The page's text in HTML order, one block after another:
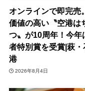
オンラインで即完売
価値の高い〝空港は
つ〟が10周年！今年
者特別賞を受賞|萩・
港
2026年8月4日